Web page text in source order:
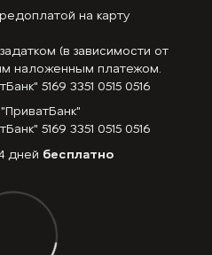
на карту
(в зависимости от
наложенным платежом.
5169 3351 0515 0516
5169 3351 0515 0516
дней бесплатно